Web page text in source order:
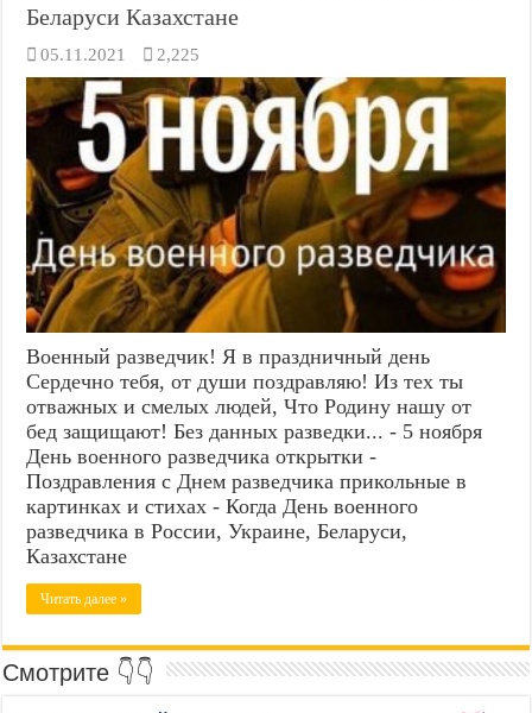
Беларуси Казахстане
05.11.2021 2,225
Военный разведчик! Я в праздничный день
Сердечно тебя, от души поздравляю! Из тех ты
отважных и смелых людей, Что Родину нашу от
бед защищают! Без данных разведки... - 5 ноября
День военного разведчика открытки -
Поздравления с Днем разведчика прикольные в
картинках и стихах - Когда День военного
разведчика в России, Украине, Беларуси,
Казахстане
Читать далее »
Смотрите 👇👇